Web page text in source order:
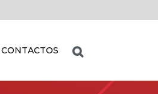
CONTACTOS